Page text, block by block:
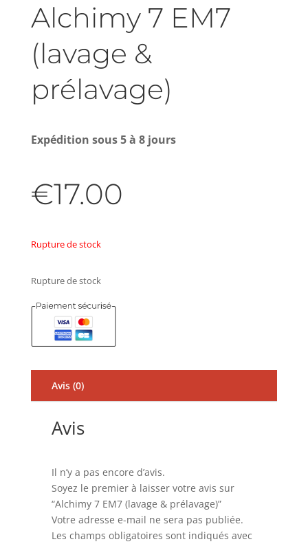
Alchimy 7 EM7
(lavage &
prélavage)
Expédition sous 5 à 8 jours
€17.00
Rupture de stock
Rupture de stock
Avis (0)
Avis
Il n’y a pas encore d’avis.
Soyez le premier à laisser votre avis sur
“Alchimy 7 EM7 (lavage & prélavage)”
Votre adresse e-mail ne sera pas publiée.
Les champs obligatoires sont indiqués avec